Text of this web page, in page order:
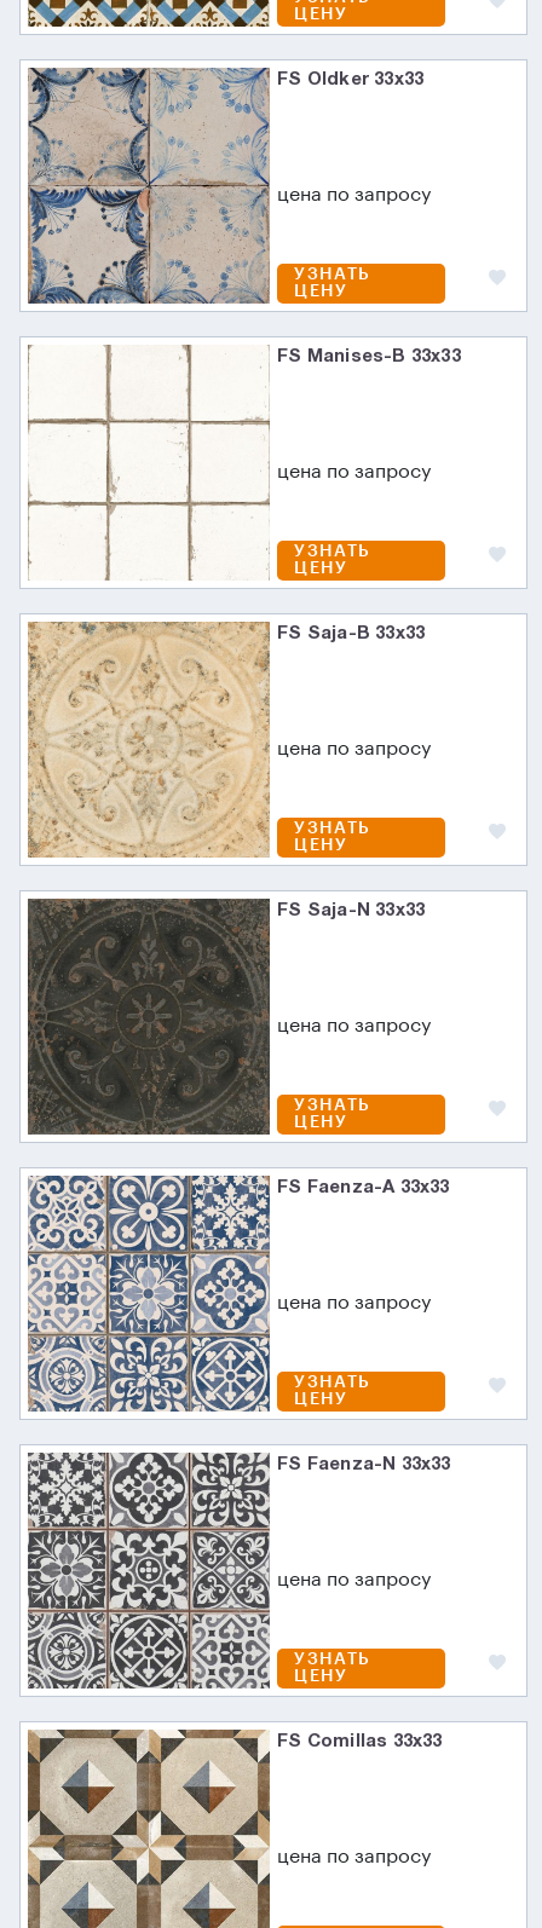
ЦЕНУ
FS Oldker 33x33
цена по запросу
УЗНАТЬ
ЦЕНУ
FS Manises-B 33x33
цена по запросу
УЗНАТЬ
ЦЕНУ
FS Saja-B 33x33
цена по запросу
УЗНАТЬ
ЦЕНУ
FS Saja-N 33x33
цена по запросу
УЗНАТЬ
ЦЕНУ
FS Faenza-A 33x33
цена по запросу
УЗНАТЬ
ЦЕНУ
FS Faenza-N 33x33
цена по запросу
УЗНАТЬ
ЦЕНУ
FS Comillas 33x33
цена по запросу